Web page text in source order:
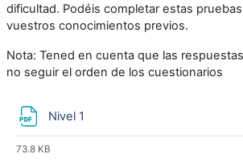
dificultad. Podéis completar estas
vuestros conocimientos previos.
Nota: Tened en cuenta que las
no seguir el orden de los cuestionarios
Nivel 1
73.8 KB